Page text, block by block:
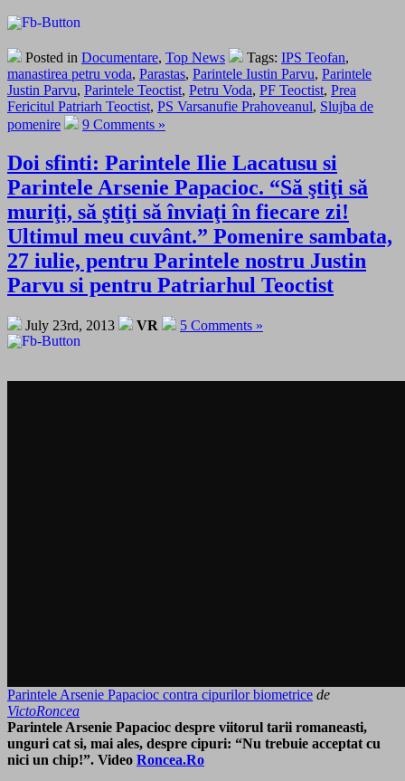
Posted in Documentare, Top News Tags: IPS Teofan,
manastirea petru voda, Parastas, Parintele Iustin Parvu, Parintele
Justin Parvu, Parintele Teoctist, Petru Voda, PF Teoctist, Prea
Fericitul Patriarh Teoctist, PS Varsanufie Prahoveanul, Slujba de
pomenire
9 Comments »
Doi sfinti: Parintele Ilie Lacatusu si
Parintele Arsenie Papacioc. “Să ştiţi să
muriţi, să ştiţi să înviaţi în fiecare zi!
Ultimul meu cuvânt.” Pomenire sambata,
27 iulie, pentru Parintele nostru Justin
Parvu si pentru Patriarhul Teoctist
July 23rd, 2013 VR 5 Comments »
Parintele Arsenie Papacioc contra cipurilor biometrice de
VictoRoncea
Parintele Arsenie Papacioc despre viitorul tarii romaneasti,
unguri cat si, mai ales, despre cipuri: “Nu trebuie acceptat cu
nici un chip!”. Video Roncea.Ro